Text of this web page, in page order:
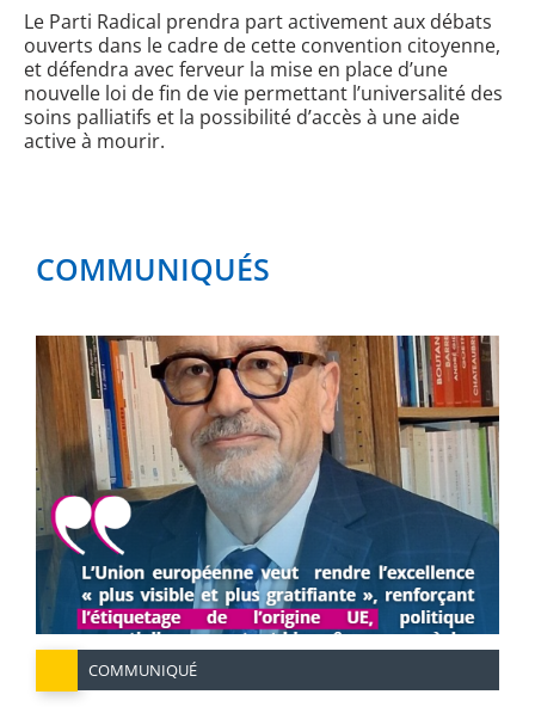
Le Parti Radical prendra part activement aux débats
ouverts dans le cadre de cette convention citoyenne,
et défendra avec ferveur la mise en place d’une
nouvelle loi de fin de vie permettant l’universalité des
soins palliatifs et la possibilité d’accès à une aide
active à mourir.
COMMUNIQUÉS
COMMUNIQUÉ